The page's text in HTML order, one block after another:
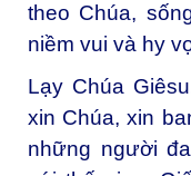
theo Chúa,
niềm vui và hy
Lạy Chúa
xin Chúa, xin
những người